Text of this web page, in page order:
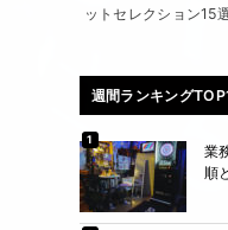
ットセレクション15
週間ランキング
業
順